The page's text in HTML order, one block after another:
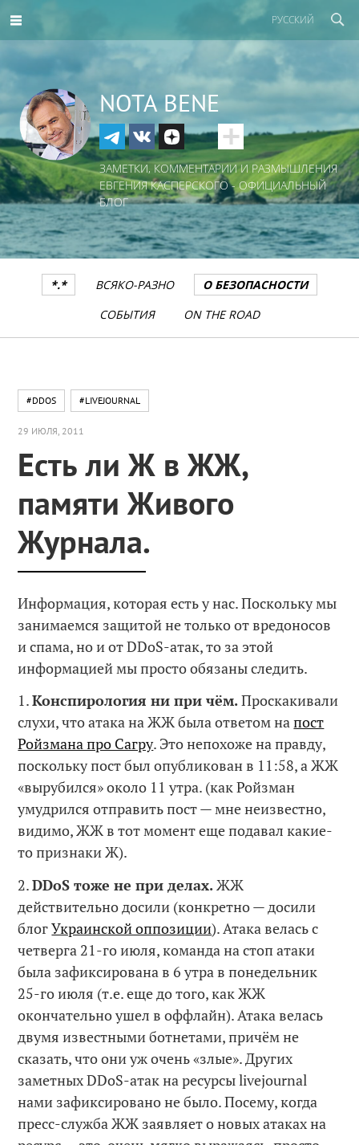
РУССКИЙ
NOTA BENE
ЗАМЕТКИ, КОММЕНТАРИИ И РАЗМЫШЛЕНИЯ
ЕВГЕНИЯ КАСПЕРСКОГО - ОФИЦИАЛЬНЫЙ
БЛОГ
*.* ВСЯКО-РАЗНО
О БЕЗОПАСНОСТИ
СОБЫТИЯ
ON THE ROAD
#DDOS #LIVEJOURNAL
29 ИЮЛЯ, 2011
Есть ли Ж в ЖЖ,
памяти Живого
Журнала.
Информация, которая есть у нас. Поскольку мы
занимаемся защитой не только от вредоносов
и спама, но и от DDoS-атак, то за этой
информацией мы просто обязаны следить.
1.Конспирология ни при чём.Проскакивали
слухи, что атака на ЖЖ была ответом напост
Ройзмана про Сагру. Это непохоже на правду,
поскольку пост был опубликован в 11:58, а ЖЖ
«вырубился» около 11 утра. (как Ройзман
умудрился отправить пост — мне неизвестно,
видимо, ЖЖ в тот момент еще подавал какие-
то признаки Ж).
2.DDoS тоже не при делах.ЖЖ
действительно досили (конкретно — досили
блогУкраинской оппозиции). Атака велась с
четверга 21-го июля, команда на стоп атаки
была зафиксирована в 6 утра в понедельник
25-го июля (т.е. еще до того, как ЖЖ
окончательно ушел в оффлайн). Атака велась
двумя известными ботнетами, причём не
сказать, что они уж очень «злые». Других
заметных DDoS-атак на ресурсы livejournal
нами зафиксировано не было. Посему, когда
пресс-служба ЖЖ заявляет о новых атаках на